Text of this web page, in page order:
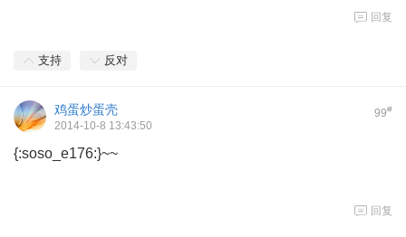
回复
支持 反对
99#
鸡蛋炒蛋壳
2014-10-8 13:43:50
{:soso_e176:}~~
回复